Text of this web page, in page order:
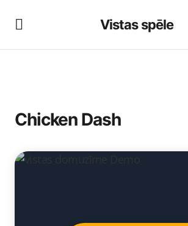
Vistas spēle
Chicken Dash